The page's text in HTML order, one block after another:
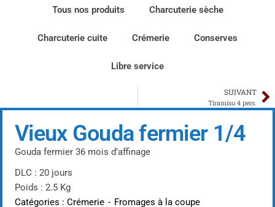
Tous nos produits Charcuterie sèche
Charcuterie cuite Crémerie Conserves
Libre service
SUIVANT
Tiramisu 4 pers.
Vieux Gouda fermier 1/4
Gouda fermier 36 mois d’affinage
DLC : 20 jours
Poids : 2.5 Kg
Catégories : Crémerie - Fromages à la coupe